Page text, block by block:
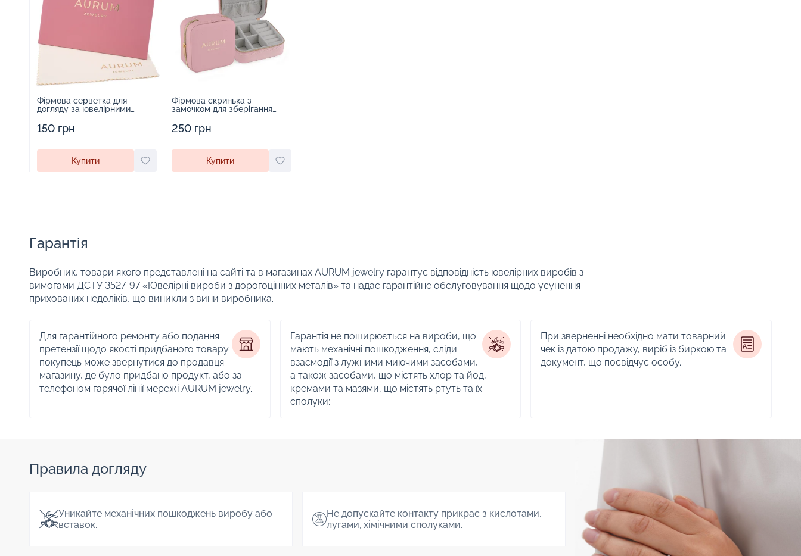
Фірмова серветка для
догляду за ювелірними
150 грн
Купити
Фірмова скринька з
замочком для зберігання
250 грн
Купити
Гарантія
Виробник, товари якого представлені на сайті та в магазинах AURUM jewelry гарантує відповідність ювелірних виробів з
вимогами ДСТУ 3527-97 «Ювелірні вироби з дорогоцінних металів» та надає гарантійне обслуговування щодо усунення
прихованих недоліків, що виникли з вини виробника.
Для гарантійного ремонту або подання
претензії щодо якості придбаного товару
покупець може звернутися до продавця
магазину, де було придбано продукт, або за
телефоном гарячої лінії мережі AURUM jewelry.
Гарантія не поширюється на вироби, що
мають механічні пошкодження, сліди
взаємодії з лужними миючими засобами,
а також засобами, що містять хлор та йод,
кремами та мазями, що містять ртуть та їх
сполуки;
При зверненні необхідно мати товарний
чек із датою продажу, виріб із биркою та
документ, що посвідчує особу.
Правила догляду
Уникайте механічних пошкоджень виробу або
вставок.
Не допускайте контакту прикрас з кислотами,
лугами, хімічними сполуками.